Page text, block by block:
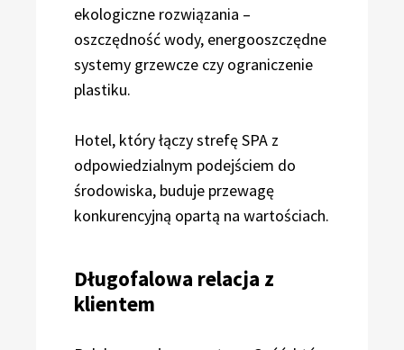
ekologiczne rozwiązania –
oszczędność wody, energooszczędne
systemy grzewcze czy ograniczenie
plastiku.
Hotel, który łączy strefę SPA z
odpowiedzialnym podejściem do
środowiska, buduje przewagę
konkurencyjną opartą na wartościach.
Długofalowa relacja z
klientem